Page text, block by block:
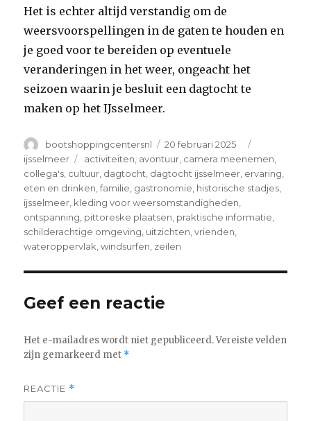
Het is echter altijd verstandig om de
weersvoorspellingen in de gaten te houden en
je goed voor te bereiden op eventuele
veranderingen in het weer, ongeacht het
seizoen waarin je besluit een dagtocht te
maken op het IJsselmeer.
Author
bootshoppingcentersnl
Posted
on
20 februari 2025
ijsselmeer
Tags
activiteiten, avontuur, camera meenemen,
collega's, cultuur, dagtocht, dagtocht ijsselmeer, ervaring,
eten en drinken,familie, gastronomie, historische stadjes,
ijsselmeer, kleding voor weersomstandigheden,
ontspanning, pittoreske plaatsen, praktische informatie,
schilderachtige omgeving, uitzichten,vrienden,
wateroppervlak,windsurfen, zeilen
Geef een reactie
Het e-mailadres wordt niet gepubliceerd. Vereiste velden
zijn gemarkeerd met *
REACTIE *